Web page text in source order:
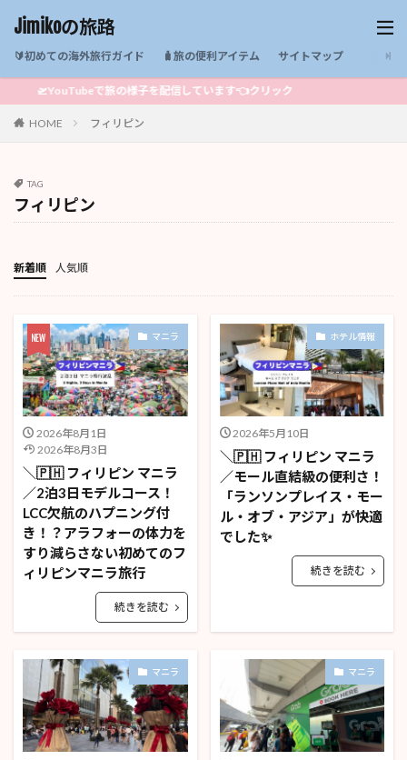
Jimikoの旅路
🔰初めての海外旅行ガイド 🧳旅の便利アイテム サイトマップ
🛫YouTubeで旅の様子を配信しています👈クリック
HOME フィリピン
TAG
フィリピン
新着順 人気順
マニラ
2026年8月1日
2026年8月3日
＼🇵🇭 フィリピン マニラ
／2泊3日モデルコース！
LCC欠航のハプニング付
き！？アラフォーの体力を
すり減らさない初めてのフ
ィリピンマニラ旅行
続きを読む
ホテル情報
2026年5月10日
＼🇵🇭 フィリピン マニラ
／モール直結級の便利さ！
「ランソンプレイス・モー
ル・オブ・アジア」が快適
でした✨
続きを読む
マニラ マニラ